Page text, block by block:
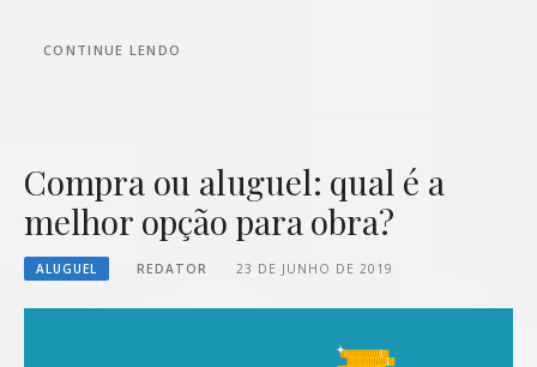
CONTINUE LENDO
Compra ou aluguel: qual é a
melhor opção para obra?
ALUGUEL REDATOR 23 DE JUNHO DE 2019